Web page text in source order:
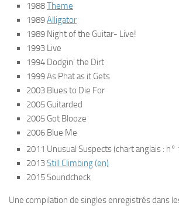
1988Theme
1989Alligator
1989 Night of the Guitar- Live!
1993 Live
1994 Dodgin’ the Dirt
1999As Phat as it Gets
2003 Blues to Die For
2005 Guitarded
2005 Got Blooze
2006 Blue Me
2011 Unusual Suspects(chart anglais : n°
2013Still Climbing(en)
2015 Soundcheck
Une compilation de singles enregistrés dans